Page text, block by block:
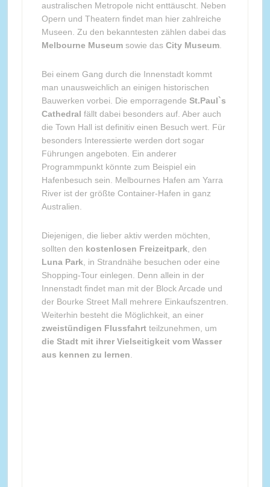
australischen Metropole nicht enttäuscht. Neben
Opern und Theatern findet man hier zahlreiche
Museen. Zu den bekanntesten zählen dabei das
Melbourne Museumsowie das City Museum.
Bei einem Gang durch die Innenstadt kommt
man unausweichlich an einigen historischen
Bauwerken vorbei. Die emporragende St.Paul`s
Cathedral fällt dabei besonders auf. Aber auch
die Town Hall ist definitiv einen Besuch wert. Für
besonders Interessierte werden dort sogar
Führungen angeboten. Ein anderer
Programmpunkt könnte zum Beispiel ein
Hafenbesuch sein. Melbournes Hafen am Yarra
River ist der größte Container-Hafen in ganz
Australien.
Diejenigen, die lieber aktiv werden möchten,
sollten den kostenlosen Freizeitpark , den
Luna Park , in Strandnähe besuchen oder eine
Shopping-Tour einlegen. Denn allein in der
Innenstadt findet man mit der Block Arcade und
der Bourke Street Mall mehrere Einkaufszentren.
Weiterhin besteht die Möglichkeit, an einer
zweistündigen Flussfahrtteilzunehmen, um
die Stadt mit ihrer Vielseitigkeit vom Wasser
aus kennen zu lernen